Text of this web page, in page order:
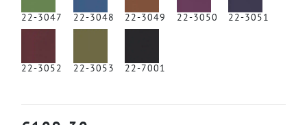
22-3047 22-3048 22-3049 22-3050 22-3051
22-3052 22-3053 22-7001